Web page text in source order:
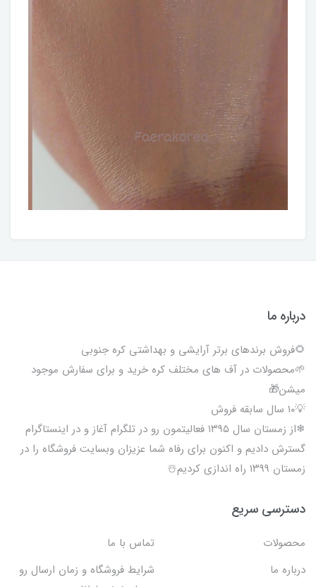
درباره ما
🌻فروش برندهای برتر آرایشی و بهداشتی کره جنوبی
🌱محصولات در آف های مختلف کره خرید و برای سفارش موجود
میشن🎁
💡۱۰ سال سابقه فروش
❄از زمستان سال ۱۳۹۵ فعالیتمون رو در تلگرام آغاز و در اینستاگرام
گسترش دادیم و اکنون برای رفاه شما عزیزان وبسایت فروشگاه را در
زمستان ۱۳۹۹ راه اندازی کردیم☃️
دسترسی سریع
محصولات
تماس با ما
درباره ما
شرایط فروشگاه و زمان ارسال رو